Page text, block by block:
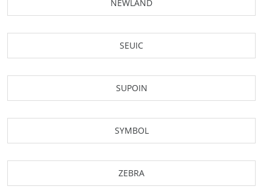
NEWLAND
SEUIC
SUPOIN
SYMBOL
ZEBRA